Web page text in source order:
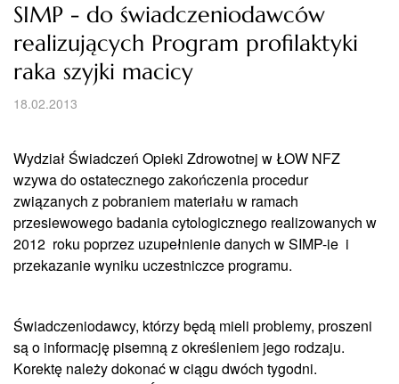
SIMP - do świadczeniodawców
realizujących Program profilaktyki
raka szyjki macicy
18.02.2013
Wydział Świadczeń Opieki Zdrowotnej w ŁOW NFZ
wzywa do ostatecznego zakończenia procedur
związanych z pobraniem materiału w ramach
przesiewowego badania cytologicznego realizowanych w
2012 roku poprzez uzupełnienie danych w SIMP-ie i
przekazanie wyniku uczestniczce programu.
Świadczeniodawcy, którzy będą mieli problemy, proszeni
są o informację pisemną z określeniem jego rodzaju.
Korektę należy dokonać w ciągu dwóch tygodni.